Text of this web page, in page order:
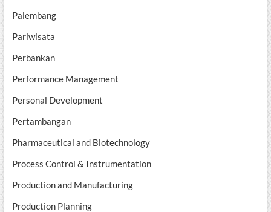
Palembang
Pariwisata
Perbankan
Performance Management
Personal Development
Pertambangan
Pharmaceutical and Biotechnology
Process Control & Instrumentation
Production and Manufacturing
Production Planning